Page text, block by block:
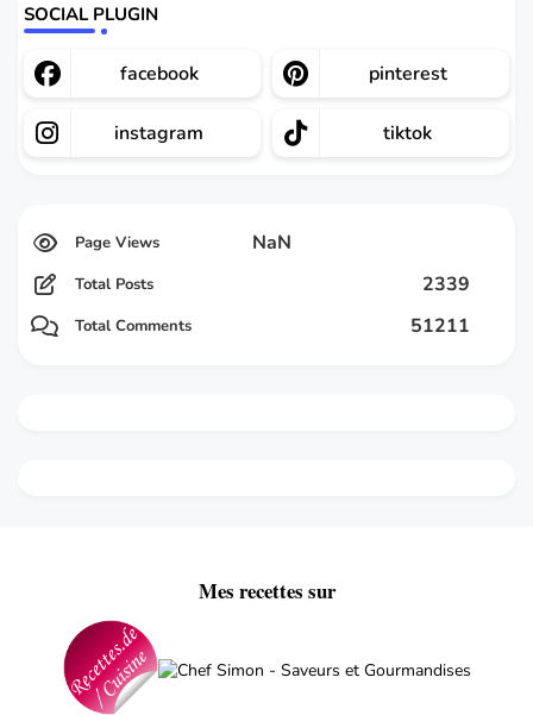
SOCIAL PLUGIN
facebook pinterest
instagram tiktok
NaN
Total Posts 2339
Total Comments 51211
Mes recettes sur